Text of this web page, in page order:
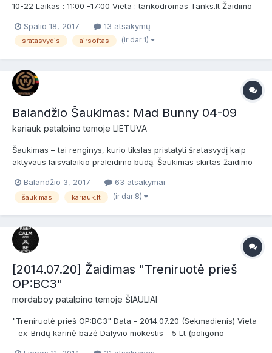
10-22 Laikas : 11:00 -17:00 Vieta : tankodromas Tanks.lt Žaidimo
šratasvydžio žaidėjai. Ginklų greičių limitai : mobilizacija.eu
matuosime ginklus Taisyklės...
Spalio 18, 2017 13 atsakymų
sratasvydis airsoftas (ir dar 1)
Balandžio Šaukimas: Mad Bunny 04-09
kariauk patalpino temoje LIETUVA
Šaukimas – tai renginys, kurio tikslas pristatyti šratasvydį kaip
aktyvaus laisvalaikio praleidimo būdą. Šaukimas skirtas žaidimo
metu naujokams (šauktiniams) vyks privalomi baziniai kariniai
mokymai (trukmė iki dviejų valandų). Šis ša...
Balandžio 3, 2017 63 atsakymai
šaukimas kariauk.lt (ir dar 8)
[2014.07.20] Žaidimas "Treniruotė prieš
OP:BC3"
mordaboy patalpino temoje ŠIAULIAI
"Treniruotė prieš OP:BC3" Data - 2014.07.20 (Sekmadienis) Vieta
- ex-Bridų karinė bazė Dalyvio mokestis - 5 Lt (poligono